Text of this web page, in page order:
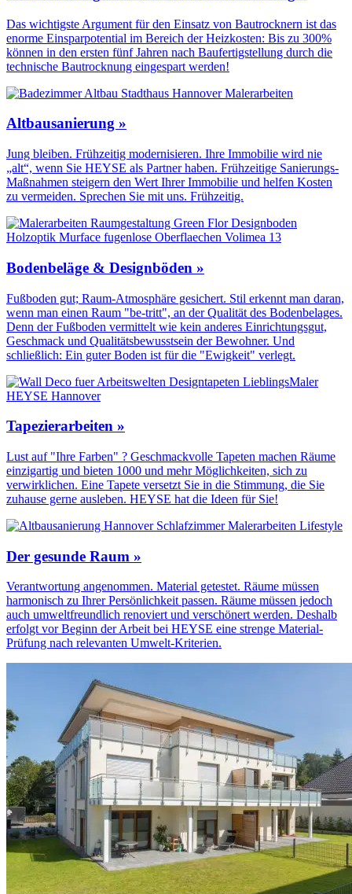
Das wichtigste Argument für den Einsatz von Bautrocknern ist das
enorme Einsparpotential im Bereich der Heizkosten: Bis zu 300%
können in den ersten fünf Jahren nach Baufertigstellung durch die
technische Bautrocknung eingespart werden!
Altbausanierung »
Jung bleiben. Frühzeitig modernisieren. Ihre Immobilie wird nie
„alt“, wenn Sie HEYSE als Partner haben. Frühzeitige Sanierungs-
Maßnahmen steigern den Wert Ihrer Immobilie und helfen Kosten
zu vermeiden. Sprechen Sie mit uns. Frühzeitig.
Bodenbeläge & Designböden »
Fußboden gut; Raum-Atmosphäre gesichert. Stil erkennt man daran,
wenn man einen Raum "be-tritt", an der Qualität des Boden­belages.
Denn der Fuß­boden vermittelt wie kein anderes Einrichtungs­gut,
Geschmack und Qualitäts­bewusstsein der Bewohner. Und
schließlich: Ein guter Boden ist für die "Ewigkeit" verlegt.
Tapezierarbeiten »
Lust auf "Ihre Farben" ? Geschmackvolle Tapeten machen Räume
einzigartig und bieten 1000 und mehr Möglichkeiten, sich zu
verwirklichen. Eine Tapete versetzt Sie in die Stimmung, die Sie
zuhause gerne ausleben. HEYSE hat die Ideen für Sie!
Der gesunde Raum »
Verantwortung angenommen. Material getestet. Räume müssen
harmonisch zu Ihrer Persönlichkeit passen. Räume müssen jedoch
auch umweltfreundlich renoviert und verschönert werden. Deshalb
erfolgt vor Beginn der Arbeit bei HEYSE eine strenge Material-
Prüfung nach relevanten Umwelt-Kriterien.